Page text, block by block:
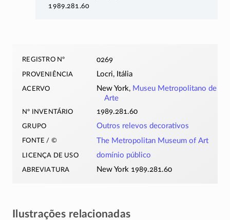
1989.281.60
registro nº 0269
proveniência Locri, Itália
acervo New York, Museu Metropolitano de
Arte
nº inventário 1989.281.60
grupo Outros relevos decorativos
fonte / © The Metropolitan Museum of Art
licença de uso domínio público
abreviatura New York 1989.281.60
Ilustrações relacionadas